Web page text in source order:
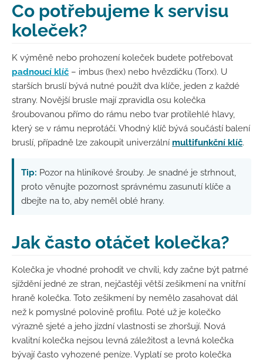
Co potřebujeme k servisu
koleček?
K výměně nebo prohození koleček budete potřebovat
padnoucí klíč – imbus (hex) nebo hvězdičku (Torx). U
starších bruslí bývá nutné použít dva klíče, jeden z každé
strany. Novější brusle mají zpravidla osu kolečka
šroubovanou přímo do rámu nebo tvar protilehlé hlavy,
který se v rámu neprotáčí. Vhodný klíč bývá součástí balení
bruslí, případně lze zakoupit univerzální multifunkční klíč.
Tip: Pozor na hliníkové šrouby. Je snadné je strhnout,
proto věnujte pozornost správnému zasunutí klíče a
dbejte na to, aby neměl oblé hrany.
Jak často otáčet kolečka?
Kolečka je vhodné prohodit ve chvíli, kdy začne být patrné
sjíždění jedné ze stran, nejčastěji větší zešikmení na vnitřní
hraně kolečka. Toto zešikmení by nemělo zasahovat dál
než k pomyslné polovině profilu. Poté už je kolečko
výrazně sjeté a jeho jízdní vlastnosti se zhoršují. Nová
kvalitní kolečka nejsou levná záležitost a levná kolečka
bývají často vyhozené peníze. Vyplatí se proto kolečka